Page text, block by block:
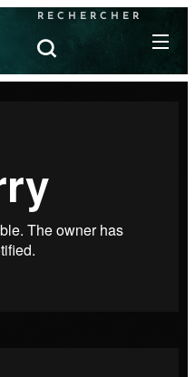
RECHERCHER